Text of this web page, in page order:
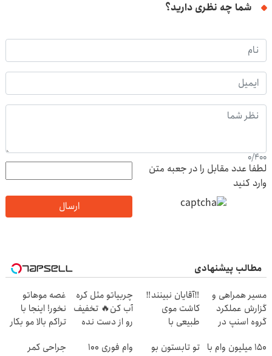
شما چه نظری دارید؟
0/400
لطفا عدد مقابل را در جعبه متن
وارد کنید
ارسال
مطالب پیشنهادی
مسیر همراهی و
گزارش عملکرد
گروه اسنپ در
‼️آقایان نبینند‼️
کاشت موی
طبیعی با
روز دنیا
چربیاتو مثل کره
آب کن🔥 تخفیف
رو از دست نده
غصه موهاتو
نخور! اینجا با
تراکم بالا مو بکار
کن
150 میلیون وام با تو تابستون بو
وام فوری 100
جراحی کمر